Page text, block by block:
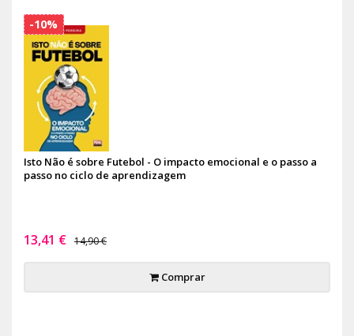
Isto Não é sobre Futebol - O impacto emocional e o passo a
passo no ciclo de aprendizagem
13,41 € 14,90 €
Comprar
-10%